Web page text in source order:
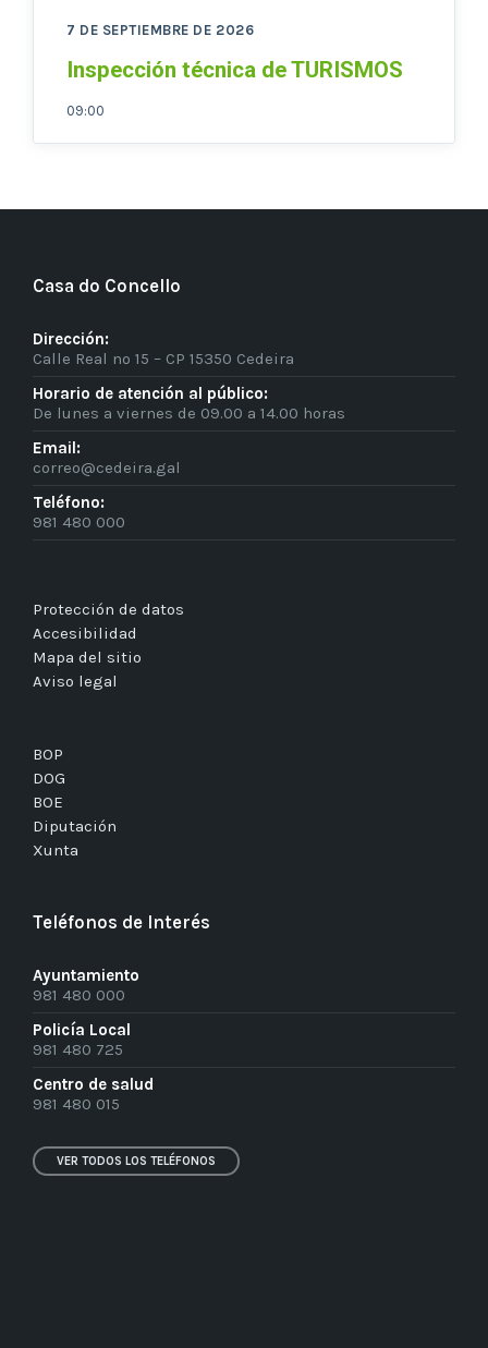
7 DE SEPTIEMBRE DE 2026
Inspección técnica de TURISMOS
09:00
Casa do Concello
Dirección:
Calle Real nº 15 – CP 15350 Cedeira
Horario de atención al público:
De lunes a viernes de 09.00 a 14.00 horas
Email:
correo@cedeira.gal
Teléfono:
981 480 000
Protección de datos
Accesibilidad
Mapa del sitio
Aviso legal
BOP
DOG
BOE
Diputación
Xunta
Teléfonos de Interés
Ayuntamiento
981 480 000
Policía Local
981 480 725
Centro de salud
981 480 015
VER TODOS LOS TELÉFONOS